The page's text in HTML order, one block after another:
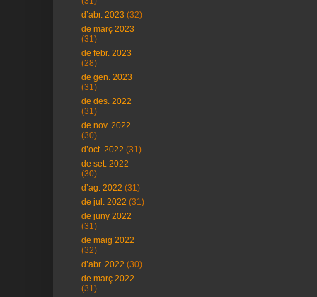
d’abr. 2023 (32)
de març 2023
(31)
de febr. 2023
(28)
de gen. 2023
(31)
de des. 2022
(31)
de nov. 2022
(30)
d’oct. 2022 (31)
de set. 2022
(30)
d’ag. 2022 (31)
de jul. 2022 (31)
de juny 2022
(31)
de maig 2022
(32)
d’abr. 2022 (30)
de març 2022
(31)